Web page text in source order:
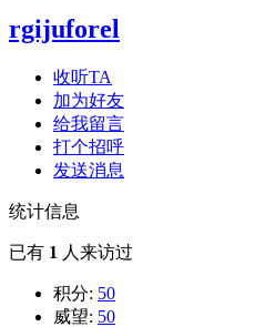
rgijuforel
收听TA
加为好友
给我留言
打个招呼
发送消息
统计信息
已有 1 人来访过
积分: 50
威望: 50